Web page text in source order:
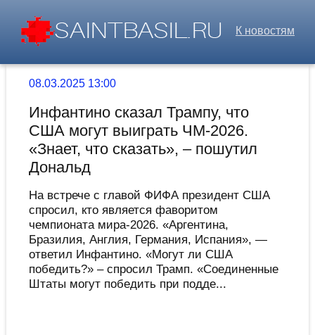
К новостям
08.03.2025 13:00
Инфантино сказал Трампу, что
США могут выиграть ЧМ-2026.
«Знает, что сказать», – пошутил
Дональд
На встрече с главой ФИФА президент США
спросил, кто является фаворитом
чемпионата мира-2026. «Аргентина,
Бразилия, Англия, Германия, Испания», —
ответил Инфантино. «Могут ли США
победить?» – спросил Трамп. «Соединенные
Штаты могут победить при подде...